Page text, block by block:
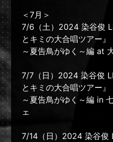
＜7月＞
7/6（土）2024 染谷俊
とキミの大合唱ツアー』
～夏告鳥がゆく～編 at
7/7（日）2024 染谷俊
とキミの大合唱ツアー』
～夏告鳥がゆく～編 in
ェ
7/14（日）2024 染谷俊